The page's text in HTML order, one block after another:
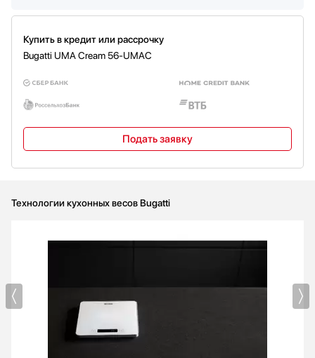
Купить в кредит или рассрочку
Bugatti UMA Cream 56-UMAC
Подать заявку
Технологии кухонных весов Bugatti